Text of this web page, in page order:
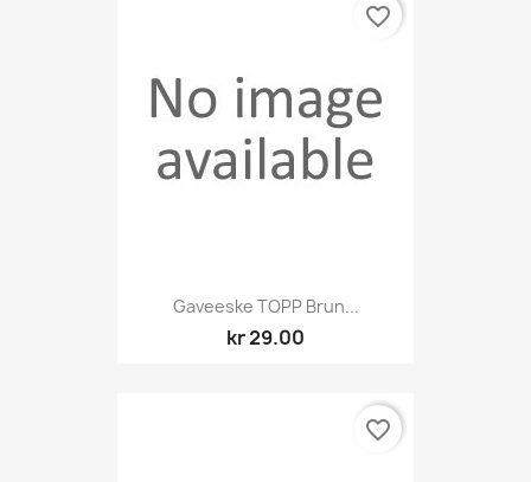
Gaveeske TOPP Brun...
kr 29.00
favorite_border
favorite_border